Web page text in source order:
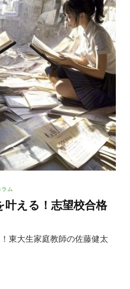
ラム
叶える！志望校合格
東大生家庭教師の佐藤健太